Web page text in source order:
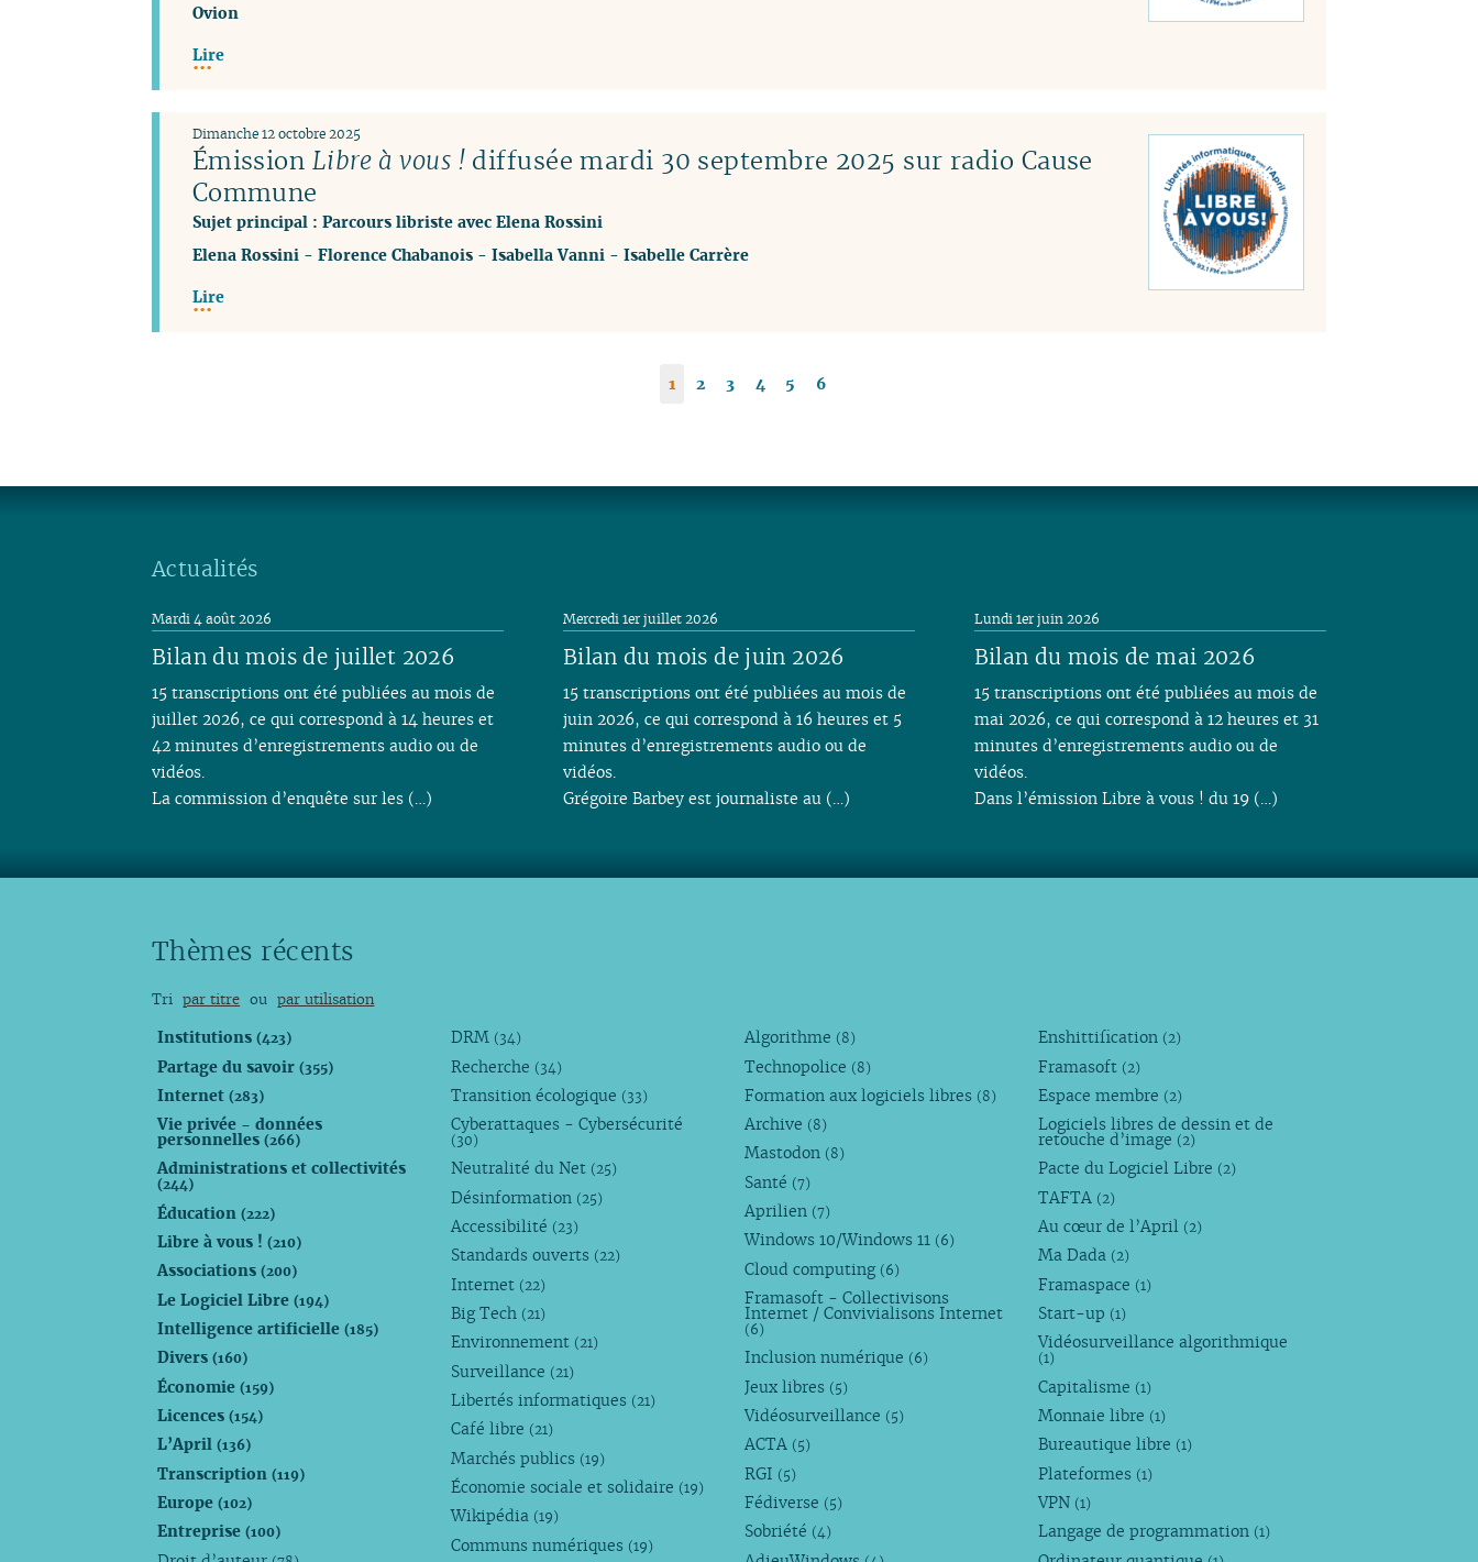
Ovion
Lire
Émission Libre à vous !diffusée mardi 30 septembre 2025 sur radio Cause
Commune
Sujet principal : Parcours libriste avec Elena Rossini
Dimanche 12 octobre 2025
Elena Rossini- Florence Chabanois- Isabella Vanni- Isabelle Carrère
Lire
1 2 3 4 5 6
Actualités
Bilan du mois de juillet 2026
Mardi 4 août 2026
15 transcriptions ont été publiées au mois de
juillet 2026, ce qui correspond à 14 heures et
42 minutes d’enregistrements audio ou de
vidéos.
La commission d’enquête sur les (…)
Bilan du mois de juin 2026
Mercredi 1er juillet 2026
15 transcriptions ont été publiées au mois de
juin 2026, ce qui correspond à 16 heures et 5
minutes d’enregistrements audio ou de
vidéos.
Grégoire Barbey est journaliste au (…)
Bilan du mois de mai 2026
Lundi 1er juin 2026
15 transcriptions ont été publiées au mois de
mai 2026, ce qui correspond à 12 heures et 31
minutes d’enregistrements audio ou de
vidéos.
Dans l’émission Libre à vous ! du 19 (…)
Thèmes récents
Tri par titre ou par utilisation
Institutions(423)
Partage du savoir(355)
Internet(283)
Vie privée - données
personnelles(266)
Administrations et collectivités
(244)
Éducation(222)
Libre à vous !(210)
Associations(200)
Le Logiciel Libre(194)
Intelligence artificielle(185)
Divers(160)
Économie(159)
Licences(154)
L’April(136)
Transcription(119)
Europe(102)
Entreprise(100)
DRM (34)
Recherche (34)
Transition écologique (33)
Cyberattaques - Cybersécurité
(30)
Neutralité du Net (25)
Désinformation (25)
Accessibilité (23)
Standards ouverts (22)
Internet (22)
Big Tech (21)
Environnement (21)
Surveillance (21)
Libertés informatiques (21)
Café libre (21)
Marchés publics (19)
Économie sociale et solidaire (19)
Wikipédia (19)
Communs numériques (19)
Algorithme (8)
Technopolice (8)
Formation aux logiciels libres (8)
Archive (8)
Mastodon (8)
Santé (7)
Aprilien (7)
Windows 10/Windows 11 (6)
Cloud computing (6)
Framasoft - Collectivisons
Internet / Convivialisons Internet
(6)
Inclusion numérique (6)
Jeux libres (5)
Vidéosurveillance (5)
ACTA (5)
RGI (5)
Fédiverse (5)
Sobriété (4)
Enshittification (2)
Framasoft (2)
Espace membre (2)
Logiciels libres de dessin et de
retouche d’image (2)
Pacte du Logiciel Libre (2)
TAFTA (2)
Au cœur de l’April (2)
Ma Dada (2)
Framaspace (1)
Start-up (1)
Vidéosurveillance algorithmique
(1)
Capitalisme (1)
Monnaie libre (1)
Bureautique libre (1)
Plateformes (1)
VPN (1)
Langage de programmation (1)